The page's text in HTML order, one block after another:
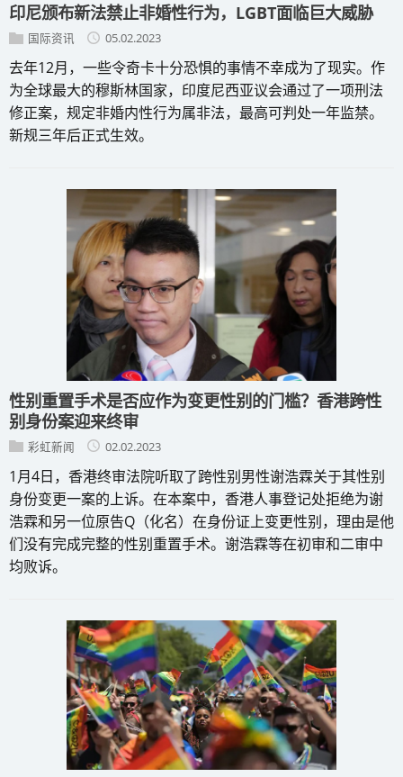
印尼颁布新法禁止非婚性行为，LGBT面临巨大威胁
国际资讯 05.02.2023
去年12月，一些令奇卡十分恐惧的事情不幸成为了现实。作
为全球最大的穆斯林国家，印度尼西亚议会通过了一项刑法
修正案，规定非婚内性行为属非法，最高可判处一年监禁。
新规三年后正式生效。
性别重置手术是否应作为变更性别的门槛？香港跨性
别身份案迎来终审
彩虹新闻 02.02.2023
1月4日，香港终审法院听取了跨性别男性谢浩霖关于其性别
身份变更一案的上诉。在本案中，香港人事登记处拒绝为谢
浩霖和另一位原告Q（化名）在身份证上变更性别，理由是他
们没有完成完整的性别重置手术。谢浩霖等在初审和二审中
均败诉。